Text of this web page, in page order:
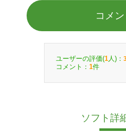
コメン
ユーザーの評価(1 人)：
コメント： 1件
ソフト詳